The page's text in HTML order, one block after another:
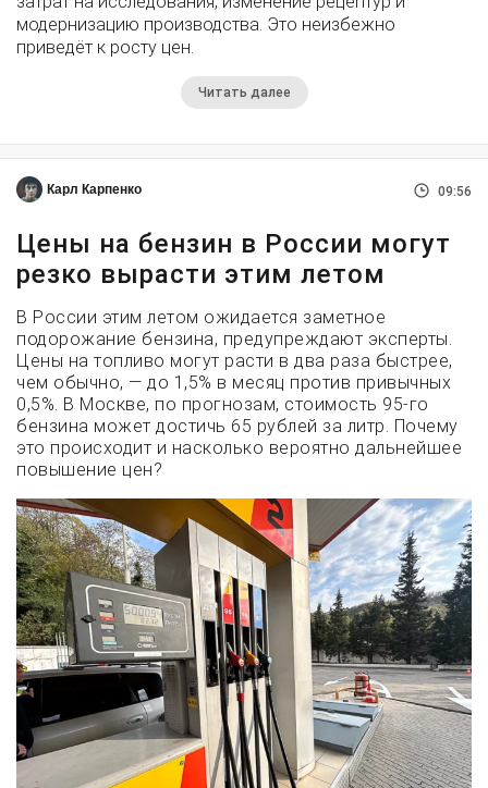
модернизацию производства. Это неизбежно
приведёт к росту цен.
Читать далее
Карл Карпенко 09:56
Цены на бензин в России могут
резко вырасти этим летом
В России этим летом ожидается заметное
подорожание бензина, предупреждают эксперты.
Цены на топливо могут расти в два раза быстрее,
чем обычно, — до 1,5% в месяц против привычных
0,5%. В Москве, по прогнозам, стоимость 95-го
бензина может достичь 65 рублей за литр. Почему
это происходит и насколько вероятно дальнейшее
повышение цен?